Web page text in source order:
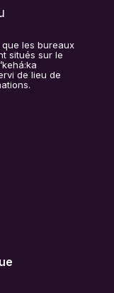
les bureaux
situés sur le
de lieu de